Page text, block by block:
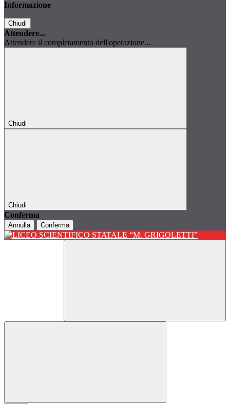
Informazione
Chiudi
Attendere...
Attendere il completamento dell'operazione...
Chiudi
Chiudi
Conferma
Annulla Conferma